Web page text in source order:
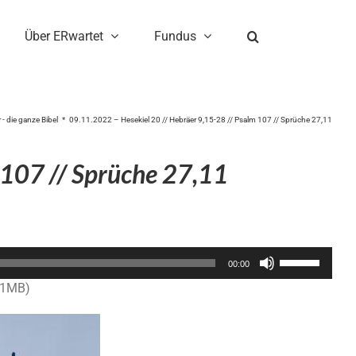
Über ERwartet Fundus
die ganze Bibel 09.11.2022 – Hesekiel 20 // Hebräer 9,15-28 // Psalm 107 // Sprüche 27,11
// Sprüche 27,11
00:00